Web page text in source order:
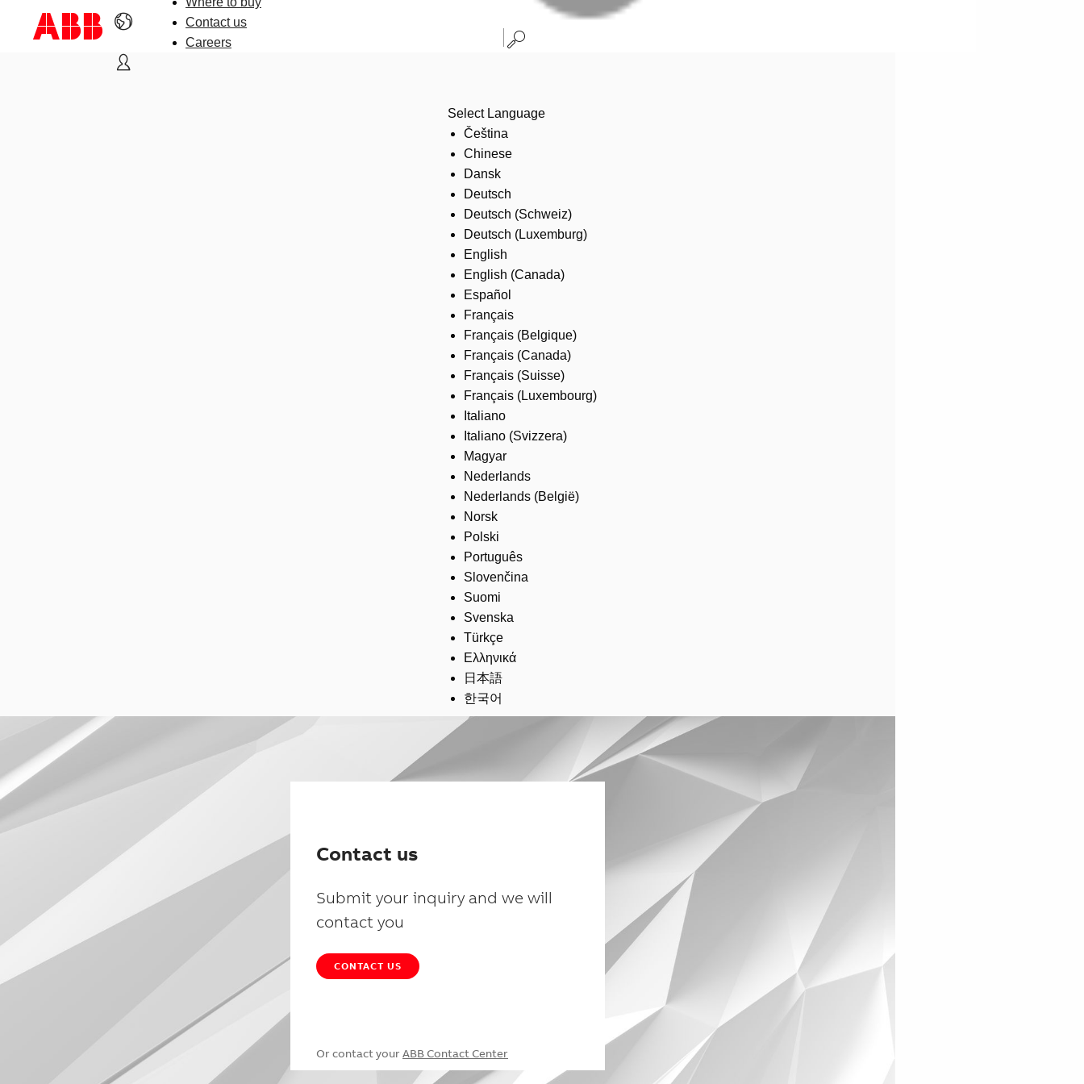
Contact us
Careers
Select Language
Čeština
Chinese
Dansk
Deutsch
Deutsch (Schweiz)
Deutsch (Luxemburg)
English
English (Canada)
Español
Français
Français (Belgique)
Français (Canada)
Français (Suisse)
Français (Luxembourg)
Italiano
Italiano (Svizzera)
Magyar
Nederlands
Nederlands (België)
Norsk
Polski
Português
Slovenčina
Suomi
Svenska
Türkçe
Ελληνικά
日本語
한국어
Contact us
Submit your inquiry and we will
contact you
CONTACT US
Or contact your ABB Contact Center